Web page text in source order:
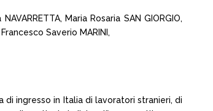
Maria Rosaria SAN GIORGIO,
Saverio MARINI,
ingresso in Italia di lavoratori stranieri, di